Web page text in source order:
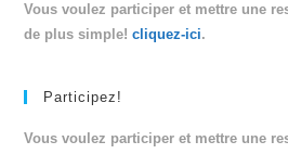
Vous voulez participer et mettre une
de plus simple!cliquez-ici.
Participez!
Vous voulez participer et mettre une